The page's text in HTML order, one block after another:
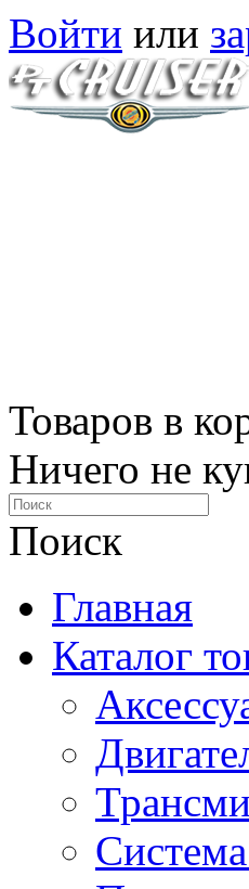
Войти или
Товаров в
Ничего не
Поиск
Главная
Каталог